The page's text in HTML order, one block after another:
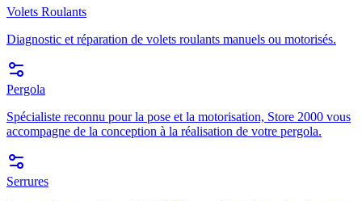
Volets Roulants
Diagnostic et réparation de volets roulants manuels ou motorisés.
Pergola
Spécialiste reconnu pour la pose et la motorisation, Store 2000 vous
accompagne de la conception à la réalisation de votre pergola.
Serrures